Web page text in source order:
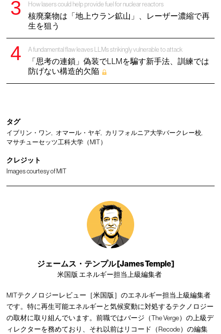
How lasers could help provide fuel for nuclear reactors
核廃棄物は「地上ウラン鉱山」、レーザー濃縮で再
生を狙う
A fundamental flaw leaves LLMs strikingly vulnerable to attack
「思考の連鎖」偽装でLLMを騙す新手法、訓練では
防げない構造的欠陥
タグ
イブリン・ワン オマール・ヤギ
カリフォルニア大学バークレー校
マサチューセッツ工科大学（MIT）
クレジット
Images courtesy of MIT
ジェームス・テンプル [James Temple]
米国版 エネルギー担当上級編集者
MITテクノロジーレビュー［米国版］のエネルギー担当上級編集者
です。特に再生可能エネルギーと気候変動に対処するテクノロジー
の取材に取り組んでいます。前職ではバージ（The Verge）の上級デ
ィレクターを務めており、それ以前はリコード（Recode）の編集